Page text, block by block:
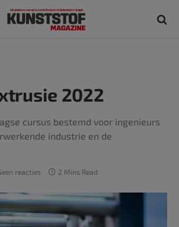
2022
cursus bestemd voor ingenieurs
industrie en de
reacties 2 Mins Read